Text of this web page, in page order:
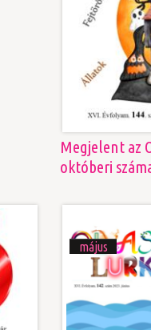
Megjelent az
októberi
09
május